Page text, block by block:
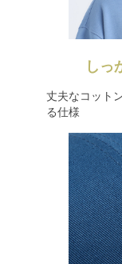
しっ
丈夫なコット
る仕様